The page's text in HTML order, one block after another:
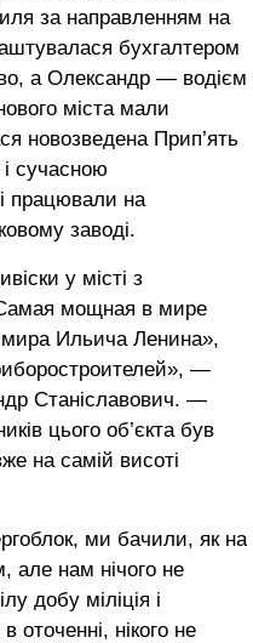
за направленням на
бухгалтером
а Олександр — водієм
міста мали
новозведена Прип’ять
сучасною
працювали на
заводі.
у місті з
мощная в мире
Ильича Ленина»,
—
Станіславович. —
цього об’єкта був
на самій висоті
ми бачили, як на
але нам нічого не
добу міліція і
оточенні, нікого не